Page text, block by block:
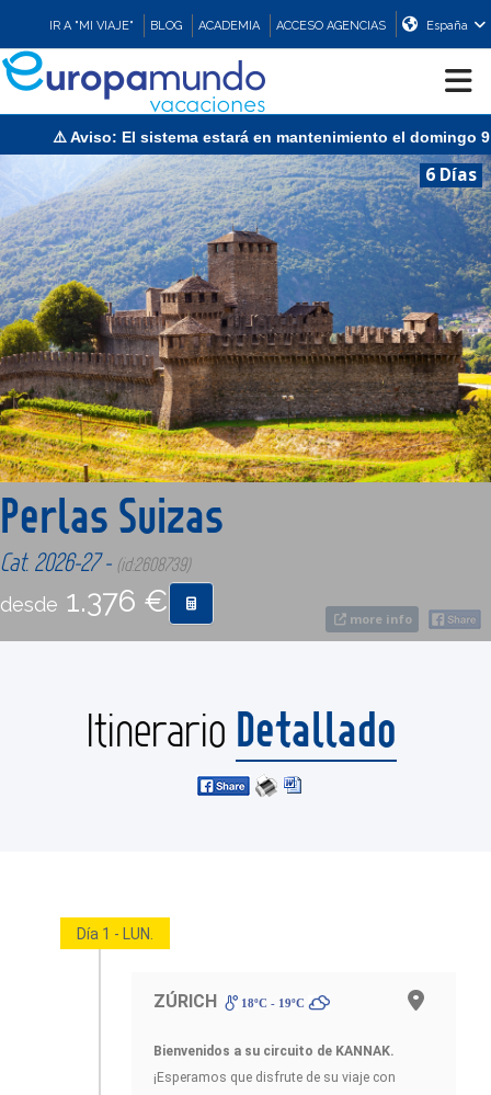
IR A "MI VIAJE" BLOG ACADEMIA ACCESO AGENCIAS España
CRUCEROS
EUROPA
ASIA
ORIENTE
PROMOCIONES
COMPRAR
El sistema estará en mantenimiento el domingo 9 de agosto
6 Días
more info
Perlas Suizas
Cat. 2026-27 - (id:2608739)
desde 1.376 €
Itinerario Detallado
Día 1 - LUN.
ZÚRICH 18ºC - 19ºC
Bienvenidos a su circuito de KANNAK.
¡Esperamos que disfrute de su viaje con